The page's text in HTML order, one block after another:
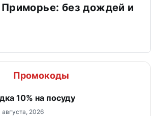
Приморье: без дождей и
Промокоды
10% на посуду
августа, 2026